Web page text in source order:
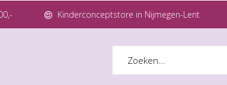
Kinderconceptstore in Nijmegen-Lent